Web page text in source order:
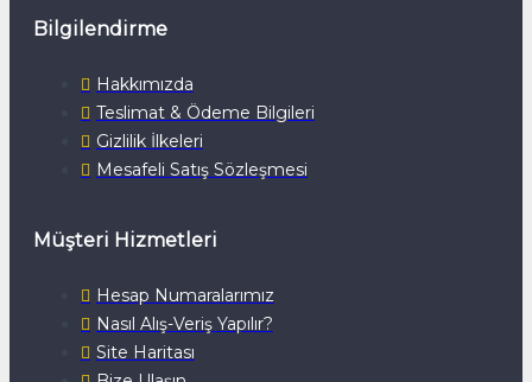
Bilgilendirme
Hakkımızda
Teslimat & Ödeme Bilgileri
Gizlilik İlkeleri
Mesafeli Satış Sözleşmesi
Müşteri Hizmetleri
Hesap Numaralarımız
Nasıl Alış-Veriş Yapılır?
Site Haritası